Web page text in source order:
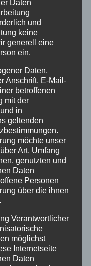
Daten
und
keine
generell eine
ein.
Daten,
Anschrift, E-Mail-
betroffenen
mit der
in
geltenden
möchte unser
Art, Umfang
genutzten und
Daten
Personen
über die ihnen
Verantwortlicher
möglichst
Internetseite
Daten